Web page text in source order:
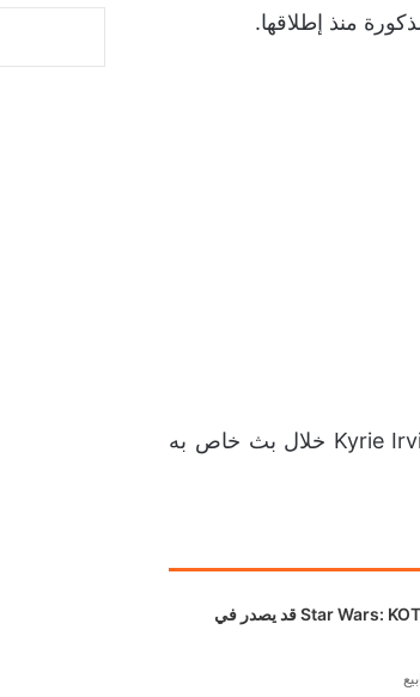
الأمر المثير للإعجاب هو أن المشاهير يلعبونها حالياً، حيث علق لاعب كرة السلة Kyrie Irving خلال بث خاص به
ريميك Star Wars: KOTOR قد يصدر في